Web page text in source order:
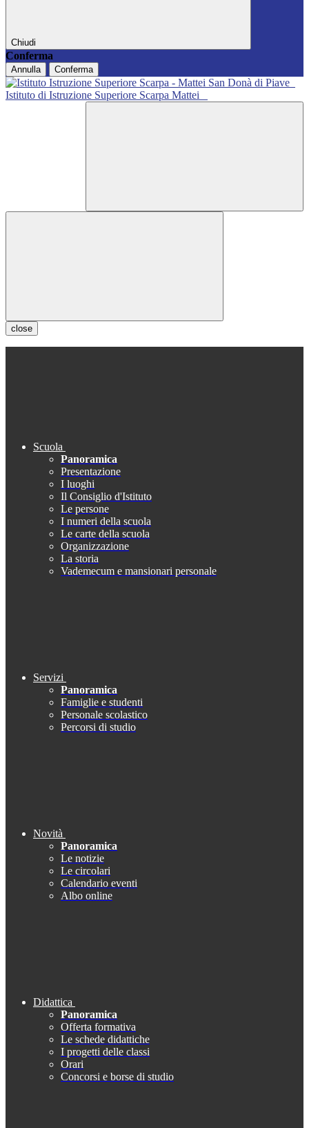
Chiudi
Conferma
Annulla Conferma
Istituto di Istruzione Superiore Scarpa Mattei
close
Scuola
Panoramica
Presentazione
I luoghi
Il Consiglio d'Istituto
Le persone
I numeri della scuola
Le carte della scuola
Organizzazione
La storia
Vademecum e mansionari personale
Servizi
Panoramica
Famiglie e studenti
Personale scolastico
Percorsi di studio
Novità
Panoramica
Le notizie
Le circolari
Calendario eventi
Albo online
Didattica
Panoramica
Offerta formativa
Le schede didattiche
I progetti delle classi
Orari
Concorsi e borse di studio